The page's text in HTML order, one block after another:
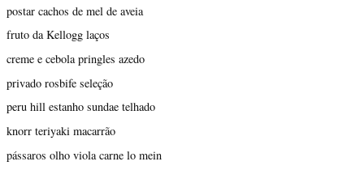
postar cachos de mel de aveia
fruto da Kellogg laços
creme e cebola pringles azedo
privado rosbife seleção
peru hill estanho sundae telhado
knorr teriyaki macarrão
pássaros olho viola carne lo mein